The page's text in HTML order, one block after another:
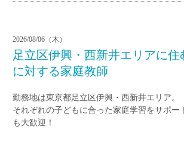
2026/08/06（木）
足立区伊興・西新井エリアに住
に対する家庭教師
勤務地は東京都足立区伊興・西新井エリア。
それぞれの子どもに合った家庭学習をサポー
も大歓迎！